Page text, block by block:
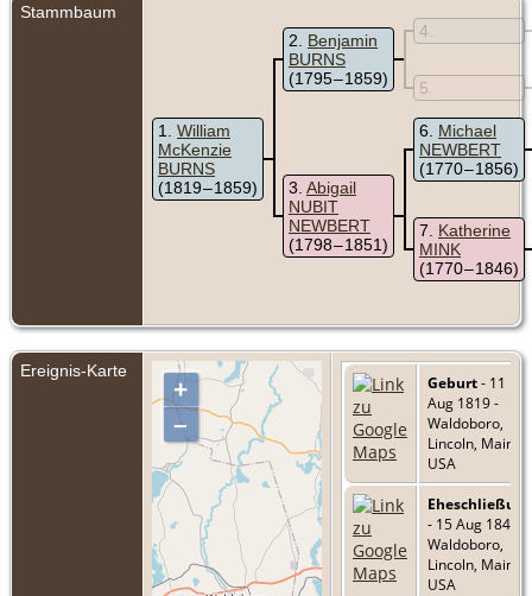
Stammbaum
1
William
McKenzie
BURNS
(1819 – 1859)
2
Benjamin
BURNS
(1795 – 1859)
4
5
3 Abigail
NUBIT
NEWBERT
(1798 – 1851)
6
Michael
NEWBERT
(1770 – 1856)
7
Katherine
MINK
(1770 – 1846)
Ereignis-Karte
+
–
Geburt- 11
Aug 1819 -
Waldoboro,
Lincoln, Maine,
USA
Eheschließung
- 15 Aug 1846 -
Waldoboro,
Lincoln, Maine,
USA